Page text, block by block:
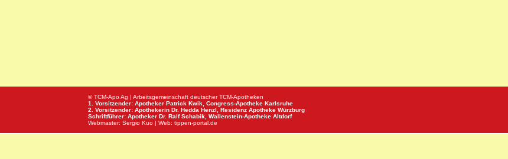
© TCM-Apo Ag | Arbeitsgemeinschaft deutscher TCM-Apotheken
1. Vorsitzender: Apotheker Patrick Kwik, Congress-Apotheke Karlsruhe
2. Vorsitzender: Apothekerin Dr. Hedda Henzl, Residenz Apotheke Würzburg
Schriftführer: Apotheker Dr. Ralf Schabik, Wallenstein-Apotheke Altdorf
Webmaster: Sergio Kuo | Web: tippen-portal.de